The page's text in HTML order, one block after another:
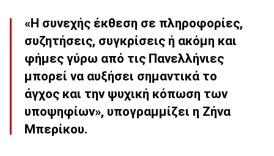
«Η συνεχής έκθεση σε πληροφορίες,
συζητήσεις, συγκρίσεις ή ακόμη και
φήμες γύρω από τις Πανελλήνιες
μπορεί να αυξήσει σημαντικά το
άγχος και την ψυχική κόπωση των
υποψηφίων», υπογραμμίζει η Ζήνα
Μπερίκου.